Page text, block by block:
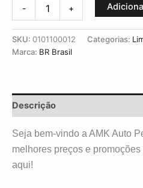
- +
SKU: 0101100012 Categorias:
Marca: BR Brasil
Descrição
Seja bem-vindo a AMK Auto
melhores preços e
aqui!